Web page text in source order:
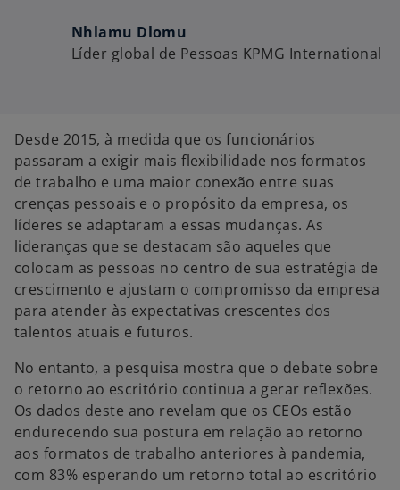
Nhlamu Dlomu
Líder global de Pessoas KPMG International
Desde 2015, à medida que os funcionários
passaram a exigir mais flexibilidade nos formatos
de trabalho e uma maior conexão entre suas
crenças pessoais e o propósito da empresa, os
líderes se adaptaram a essas mudanças. As
lideranças que se destacam são aqueles que
colocam as pessoas no centro de sua estratégia de
crescimento e ajustam o compromisso da empresa
para atender às expectativas crescentes dos
talentos atuais e futuros.
No entanto, a pesquisa mostra que o debate sobre
o retorno ao escritório continua a gerar reflexões.
Os dados deste ano revelam que os CEOs estão
endurecendo sua postura em relação ao retorno
aos formatos de trabalho anteriores à pandemia,
com 83% esperando um retorno total ao escritório